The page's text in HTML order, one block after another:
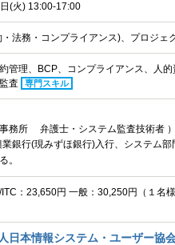
(火) 13:00-17:00
法務・コンプライアンス)、プロジ
管理、BCP、コンプライアンス、人
査
専門スキル
事務所 弁護士・システム監査技術者
銀行(現みずほ銀行)入行、システム部
。
/ITC：23,650円 一般：30,250円（１
日本情報システム・ユーザー協